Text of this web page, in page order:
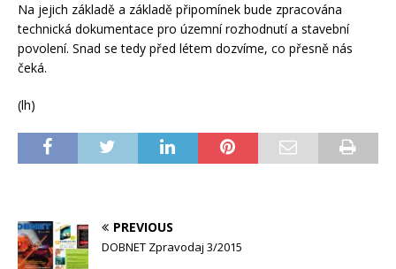
Na jejich základě a základě připomínek bude zpracována
technická dokumentace pro územní rozhodnutí a stavební
povolení. Snad se tedy před létem dozvíme, co přesně nás
čeká.
(lh)
PREVIOUS
DOBNET Zpravodaj 3/2015